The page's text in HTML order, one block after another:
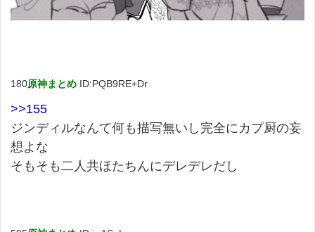
180原神まとめ ID:PQB9RE+Dr
>>155
ジンディルなんて何も描写無いし完全にカプ厨の妄
想よな
そもそも二人共ほたちんにデレデレだし